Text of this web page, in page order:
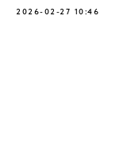
2026-02-27 10:46